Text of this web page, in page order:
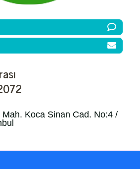
Koca Sinan Cad. No:4 /